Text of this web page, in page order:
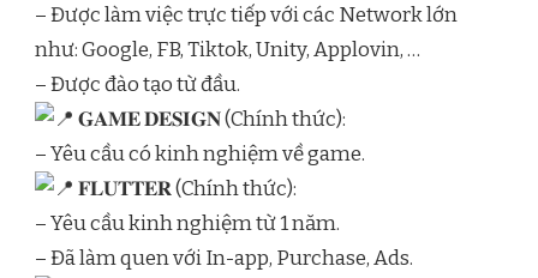
– Được làm việc trực tiếp với các Network lớn
như: Google, FB, Tiktok, Unity, Applovin, …
– Được đào tạo từ đầu.
𝐆𝐀𝐌𝐄 𝐃𝐄𝐒𝐈𝐆𝐍 (Chính thức):
– Yêu cầu có kinh nghiệm về game.
𝐅𝐋𝐔𝐓𝐓𝐄𝐑 (Chính thức):
– Yêu cầu kinh nghiệm từ 1 năm.
– Đã làm quen với In-app, Purchase, Ads.